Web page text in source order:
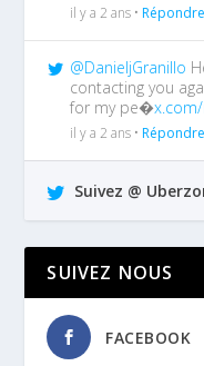
il y a 2 ans •Répondre
@DanieljGranillo
contacting you
for my pe�
il y a 2 ans •Répondre
Suivez @
SUIVEZ NOUS
FACEBOOK